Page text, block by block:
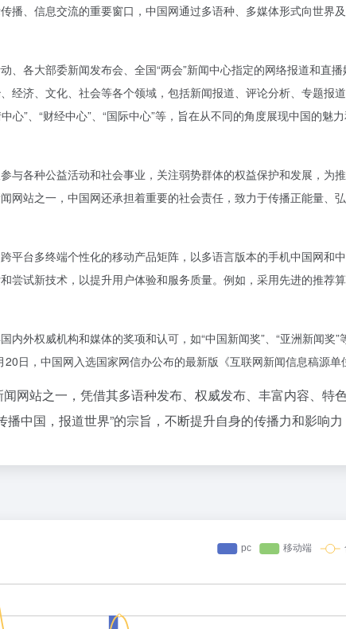
播、信息交流的重要窗口，中国网通过多语种、多媒体形式向世界及
、各大部委新闻发布会、全国“两会”新闻中心指定的网络报道和直
经济、文化、社会等各个领域，包括新闻报道、评论分析、专题报
中心”、“财经中心”、“国际中心”等，旨在从不同的角度展现中国的魅力
参与各种公益活动和社会事业，关注弱势群体的权益保护和发展，为
网站之一，中国网还承担着重要的社会责任，致力于传播正能量、
跨平台多终端个性化的移动产品矩阵，以多语言版本的手机中国网和
尝试新技术，以提升用户体验和服务质量。例如，采用先进的推荐
内外权威机构和媒体的奖项和认可，如“中国新闻奖”、“亚洲新闻奖”
20日，中国网入选国家网信办公布的最新版《互联网新闻信息稿源单
网站之一，凭借其多语种发布、权威发布、丰富内容、
中国，报道世界”的宗旨，不断提升自身的传播力和影响